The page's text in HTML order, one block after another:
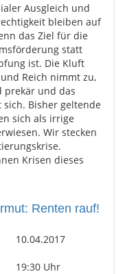
Ausgleich und
bleiben auf
das Ziel für die
statt
ist. Die Kluft
Reich nimmt zu,
prekär und das
Bisher geltende
sich als irrige
Wir stecken
Krisen dieses
Renten rauf!
10.04.2017
19:30 Uhr